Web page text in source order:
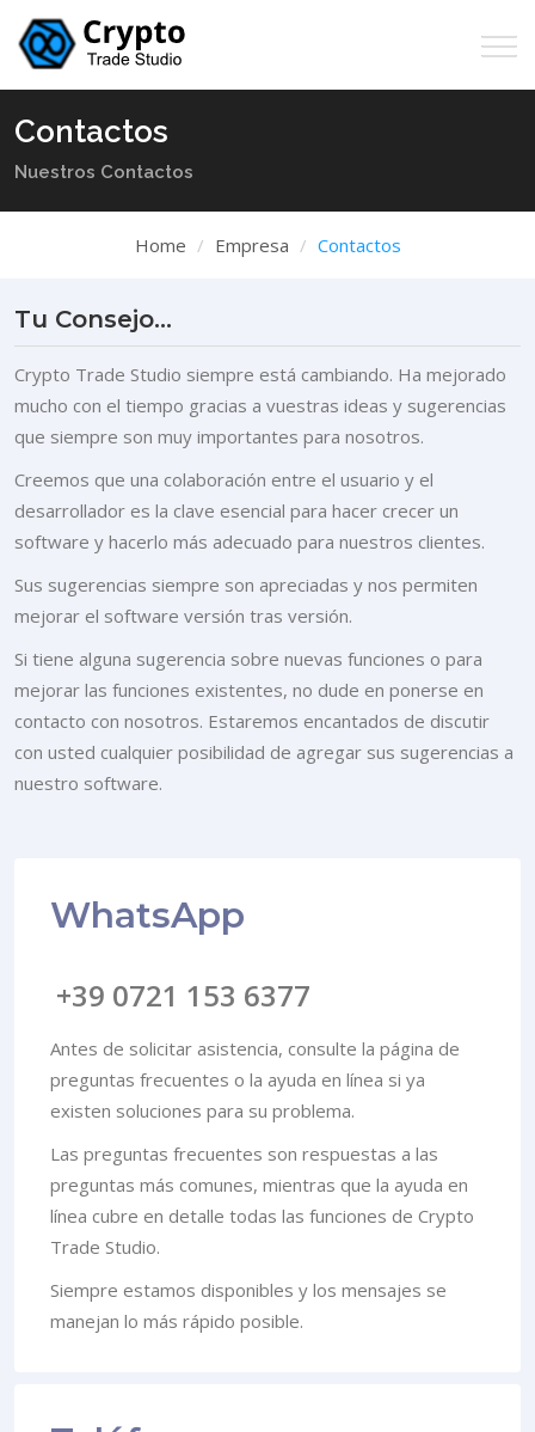
Contactos
Nuestros Contactos
Home Empresa Contactos
Tu Consejo...
Crypto Trade Studio siempre está cambiando. Ha mejorado
mucho con el tiempo gracias a vuestras ideas y sugerencias
que siempre son muy importantes para nosotros.
Creemos que una colaboración entre el usuario y el
desarrollador es la clave esencial para hacer crecer un
software y hacerlo más adecuado para nuestros clientes.
Sus sugerencias siempre son apreciadas y nos permiten
mejorar el software versión tras versión.
Si tiene alguna sugerencia sobre nuevas funciones o para
mejorar las funciones existentes, no dude en ponerse en
contacto con nosotros. Estaremos encantados de discutir
con usted cualquier posibilidad de agregar sus sugerencias a
nuestro software.
WhatsApp
+39 0721 153 6377
Antes de solicitar asistencia, consulte la página de
preguntas frecuentes o la ayuda en línea si ya
existen soluciones para su problema.
Las preguntas frecuentes son respuestas a las
preguntas más comunes, mientras que la ayuda en
línea cubre en detalle todas las funciones de Crypto
Trade Studio.
Siempre estamos disponibles y los mensajes se
manejan lo más rápido posible.